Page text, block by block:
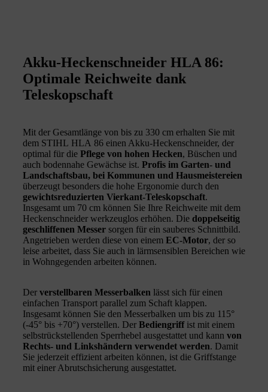
Akku-Heckenschneider HLA 86:
Optimale Reichweite dank
Teleskopschaft
Mit der Gesamtlänge von bis zu 330 cm erhalten Sie mit
dem STIHL HLA 86 einen Akku-Heckenschneider, der
optimal für die Pflege von hohen Hecken, Büschen und
auch bodennahe Gewächse ist. Profis im Garten- und
Landschaftsbau, bei Kommunen und Hausmeistereien
überzeugt besonders die hohe Ergonomie durch den
gewichtsreduzierten Vierkant-Teleskopschaft.
Insgesamt um 70 cm können Sie Ihre Reichweite mit dem
Heckenschneider werkzeuglos erhöhen. Die doppelseitig
geschliffenen Messer sorgen für ein sauberes Schnittbild.
Angetrieben werden diese von einem EC‑Motor, der so
leise arbeitet, dass Sie auch in lärmsensiblen Bereichen wie
in Wohngegenden arbeiten können.
Der verstellbaren Messerbalken lässt sich für einen
einfachen Transport parallel zum Schaft klappen.
Insgesamt können Sie den Messerbalken um bis zu 115°
(-45° bis +70°) verstellen. Der Bediengriffist mit einem
selbstrückstellenden Sperrhebel ausgestattet und kann von
Rechts- und Linkshändern verwendet werden. Damit
Sie jederzeit effizient arbeiten können, ist die Griffstange
mit einer Abrutschsicherung ausgestattet.